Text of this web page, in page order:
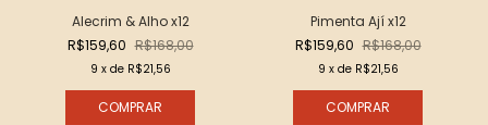
Alecrim & Alho x12
R$159,60 R$168,00
9 x de R$21,56
Pimenta Ají x12
R$159,60 R$168,00
9 x de R$21,56